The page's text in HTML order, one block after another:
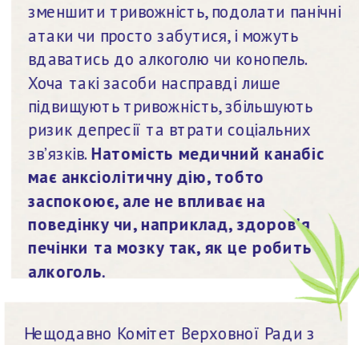
зменшити тривожність, подолати панічні
атаки чи просто забутися, і можуть
вдаватись до алкоголю чи конопель.
Хоча такі засоби насправді лише
підвищують тривожність, збільшують
ризик депресії та втрати соціальних
зв’язків. Натомість медичний канабіс
має анксіолітичну дію, тобто
заспокоює, але не впливає на
поведінку чи, наприклад, здоров’я
печінки та мозку так, як це робить
алкоголь.
Нещодавно Комітет Верховної Ради з